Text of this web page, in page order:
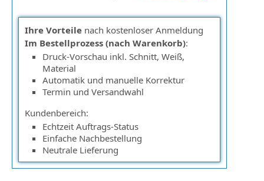
Ihre Vorteile nach kostenloser Anmeldung
Im Bestellprozess (nach Warenkorb):
Druck-Vorschau inkl. Schnitt, Weiß,
Material
Automatik und manuelle Korrektur
Termin und Versandwahl
Kundenbereich:
Echtzeit Auftrags-Status
Einfache Nachbestellung
Neutrale Lieferung